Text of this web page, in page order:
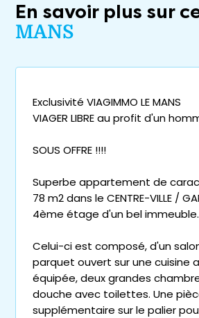
En savoir plus sur
MANS
Exclusivité VIAGIMMO LE MANS
VIAGER LIBRE au profit d'un
SOUS OFFRE !!!!
Superbe appartement de
78 m2 dans le CENTRE-VILLE /
4ème étage d'un bel
Celui-ci est composé, d'un
parquet ouvert sur une cuisine
équipée, deux grandes
douche avec toilettes. Une
supplémentaire sur le palier